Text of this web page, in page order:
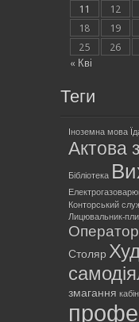
« Кві
11
12
18
19
25
26
Теги
Іноземна мова
Актова
Бібліотека
Конторський
Лицювальник-
Оператор
Столяр
змагання